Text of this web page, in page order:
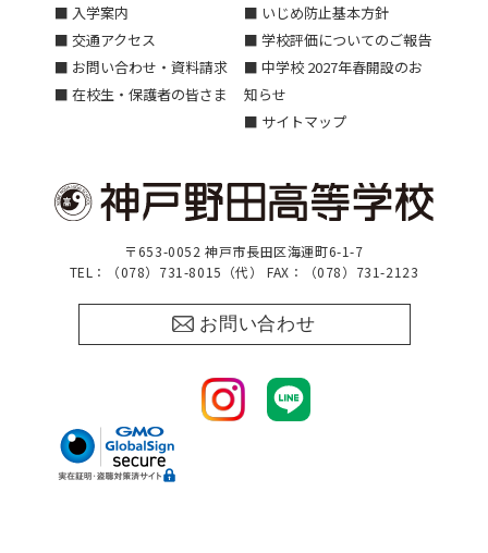
■ 入学案内
■ 交通アクセス
■ お問い合わせ・資料請求
■ 在校生・保護者の皆さま
■ いじめ防止基本方針
■ 学校評価についてのご報告
■ 中学校 2027年春開設のお
知らせ
■ サイトマップ
〒653-0052 神戸市長田区海運町6-1-7
TEL：（078）731-8015（代） FAX：（078）731-2123
お問い合わせ